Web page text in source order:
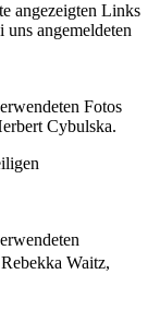
angezeigten Links
uns angemeldeten
Fotos
Cybulska.
Waitz,